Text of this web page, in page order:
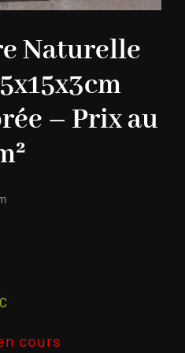
Naturelle
– Prix au
cours